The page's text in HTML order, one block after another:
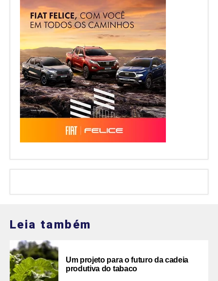
Leia também
Um projeto para o futuro da cadeia
produtiva do tabaco